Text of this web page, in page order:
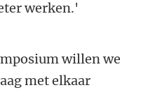
werken.'
willen we
met elkaar